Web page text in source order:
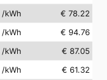
/kWh
€ 78.22
/kWh
€ 94.76
/kWh
€ 87.05
/kWh
€ 61.32